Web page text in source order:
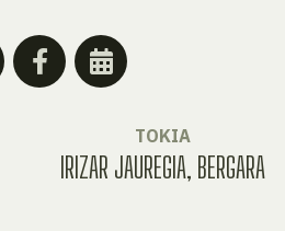
TOKIA
IRIZAR JAUREGIA, BERGARA